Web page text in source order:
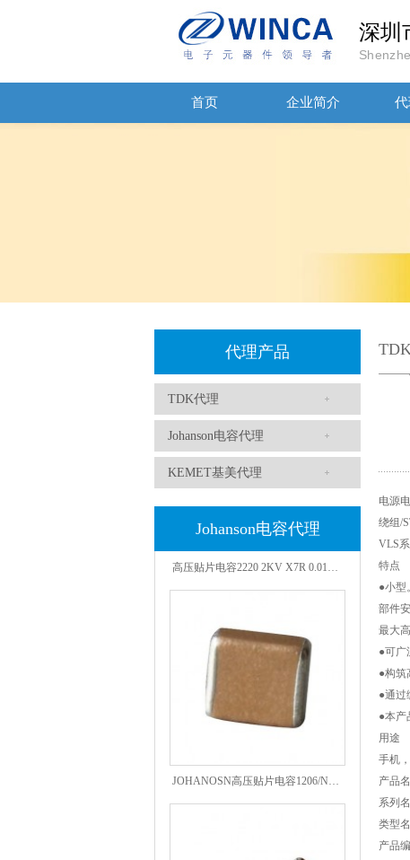
深圳
首页 企业简介
代理产品
TDK代理
Johanson电容代理
KEMET基美代理
Johanson电容代理
贴片安规电容2220 X2 AC250V 0.1UF封装
高压贴片电容2220 2KV X7R 0.01UF封装
JOHANOSN高压贴片电容1206/NPO/1000V/220PF/J档封装
电源
绕组/
VLS
特点
●小型。
部件
最大
●可广
●构筑
●通过
●本产
用途
手机
产品
系列名
类型名
产品